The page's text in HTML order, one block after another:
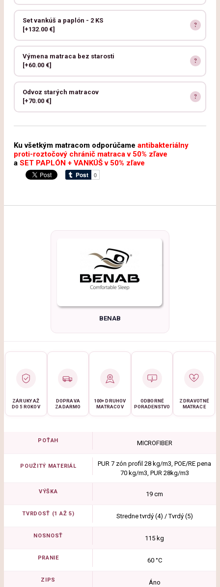
Set vankúš a paplón - 2 KS
[+132.00 €]
Výmena matraca bez starosti
[+60.00 €]
Odvoz starých matracov
[+70.00 €]
Ku všetkým matracom odporúčame antibakteriálny
proti-roztočový chránič matraca v 50% zľave
a SET PAPLÓN + VANKÚŠ v 50% zľave
BENAB
ZÁRUKY AŽ
DO 5 ROKOV
DOPRAVA
ZADARMO
100+ DRUHOV
MATRACOV
ODBORNÉ
PORADENSTVO
ZDRAVOTNÉ
MATRACE
POŤAH MICROFIBER
POUŽITÝ MATERIÁL
PUR 7 zón profil 28 kg/m3, POE/RE pena
70 kg/m3, PUR 28kg/m3
VÝŠKA 19 cm
TVRDOSŤ (1 AŽ 5) Stredne tvrdý (4) / Tvrdý (5)
NOSNOSŤ 115 kg
PRANIE 60 °C
ZIPS Áno